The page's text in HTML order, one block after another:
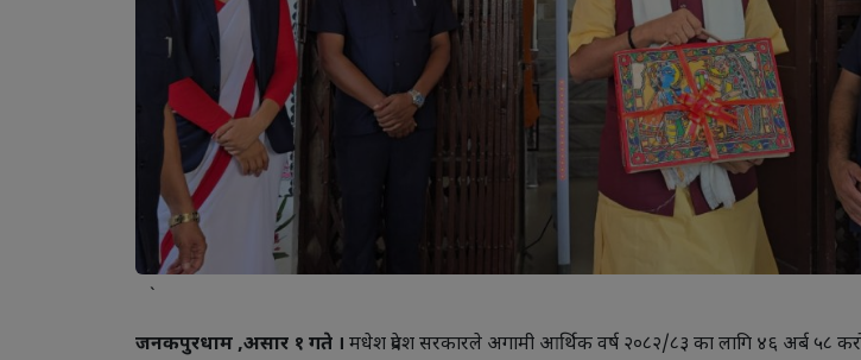
`
जनकपुरधाम ,असार १ गते । मधेश प्रदेश सरकारले अगामी आर्थिक वर्ष २०८२/८३ का लागि ४६ अर्ब ५८